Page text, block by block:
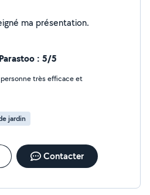
Je n'ai pas encore renseigné ma présentation.
: 5/5
jardin
Contacter